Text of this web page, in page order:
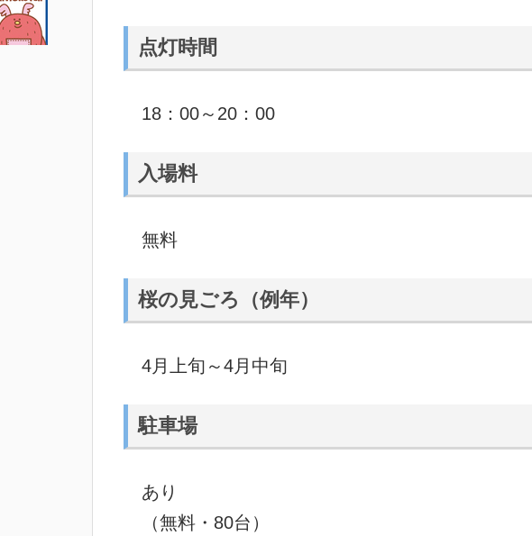
点灯時間
18：00～20：00
入場料
無料
桜の見ごろ（例年）
4月上旬～4月中旬
駐車場
あり
（無料・80台）